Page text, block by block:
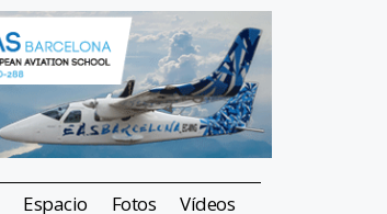
Espacio Fotos Vídeos